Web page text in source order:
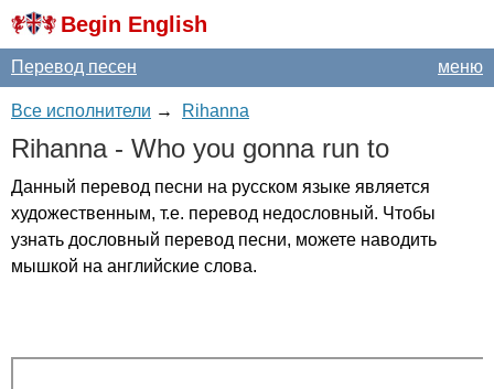
Begin English
меню
Перевод песен
Все исполнители → Rihanna
Rihanna- Who you gonna run to
Данный перевод песни на русском языке является
художественным, т.е. перевод недословный. Чтобы
узнать дословный перевод песни, можете наводить
мышкой на английские слова.